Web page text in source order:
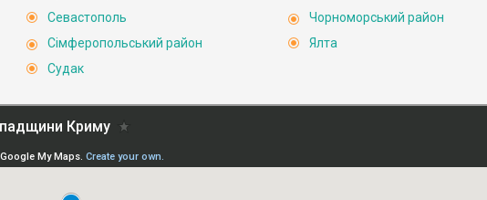
Севастополь
Сімферопольський район
Судак
Чорноморський район
Ялта